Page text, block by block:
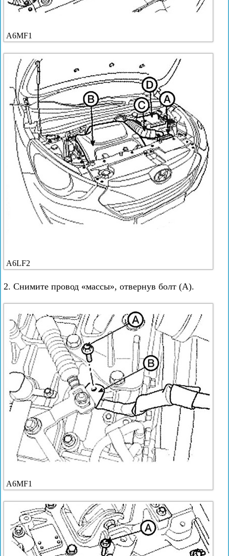
A6MF1
A6LF2
2. Снимите провод «массы», отвернув болт (А).
A6MF1